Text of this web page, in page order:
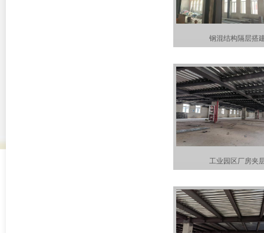
钢混结构隔层搭
工业园区厂房夹